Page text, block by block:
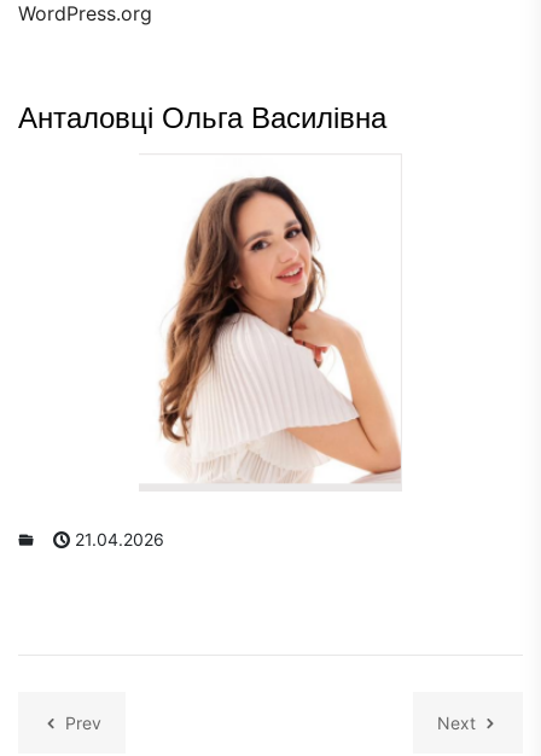
WordPress.org
Анталовці Ольга Василівна
21.04.2026
Prev Next